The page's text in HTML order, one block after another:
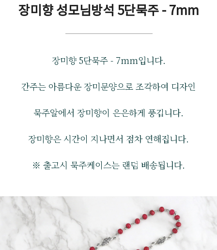
장미향 성모님방석 5단묵주 - 7mm
장미향 5단묵주 - 7mm입니다.
간주는 아름다운 장미문양으로 조각하여 디자인
묵주알에서 장미향이 은은하게 풍깁니다.
장미향은 시간이 지나면서 점차 연해집니다.
※ 출고시 묵주케이스는 랜덤 배송됩니다.